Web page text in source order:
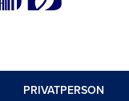
PRIVATPERSON